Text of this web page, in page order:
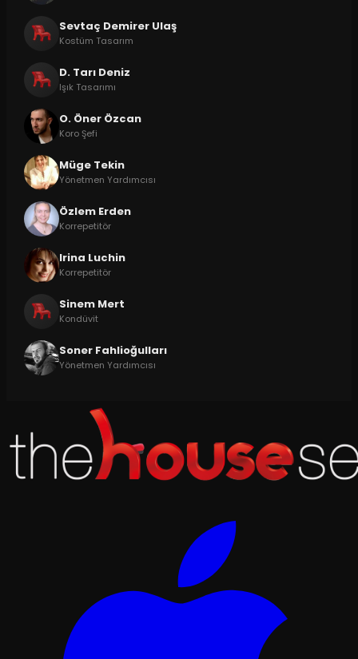
Sevtaç Demirer Ulaş
Kostüm Tasarım
D. Tarı Deniz
Işık Tasarımı
O. Öner Özcan
Koro Şefi
Müge Tekin
Yönetmen Yardımcısı
Özlem Erden
Korrepetitör
Irina Luchin
Korrepetitör
Sinem Mert
Kondüvit
Soner Fahlioğulları
Yönetmen Yardımcısı